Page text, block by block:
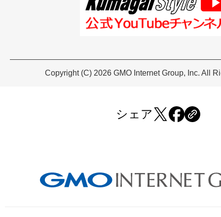
Copyright (C) 2026 GMO Internet Group, Inc. All
シェア